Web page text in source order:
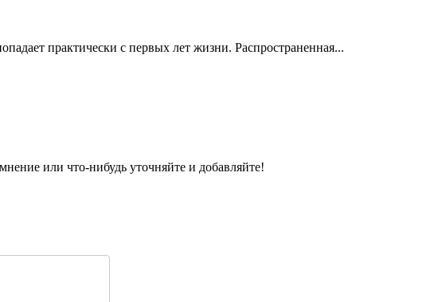
практически с первых лет жизни. Распространенная...
или что-нибудь уточняйте и добавляйте!